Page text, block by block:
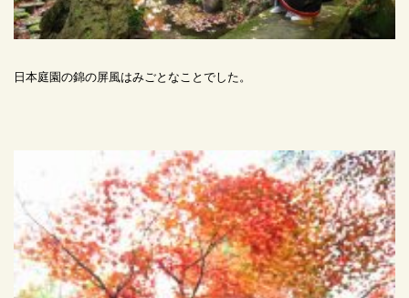
日本庭園の錦の屏風はみごとなことでした。